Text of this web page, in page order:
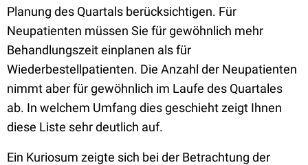
Planung des Quartals berücksichtigen. Für
Neupatienten müssen Sie für gewöhnlich mehr
Behandlungszeit einplanen als für
Wiederbestellpatienten. Die Anzahl der Neupatienten
nimmt aber für gewöhnlich im Laufe des Quartales
ab. In welchem Umfang dies geschieht zeigt Ihnen
diese Liste sehr deutlich auf.
Ein Kuriosum zeigte sich bei der Betrachtung der